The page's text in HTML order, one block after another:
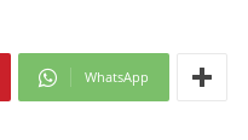
WhatsApp